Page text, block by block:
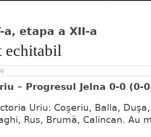
a, etapa a XII-a
echitabil
– Progresul Jelna 0-0 (0-
Uriu: Coşeriu, Balla,
Rus, Brumă, Calincan. Au